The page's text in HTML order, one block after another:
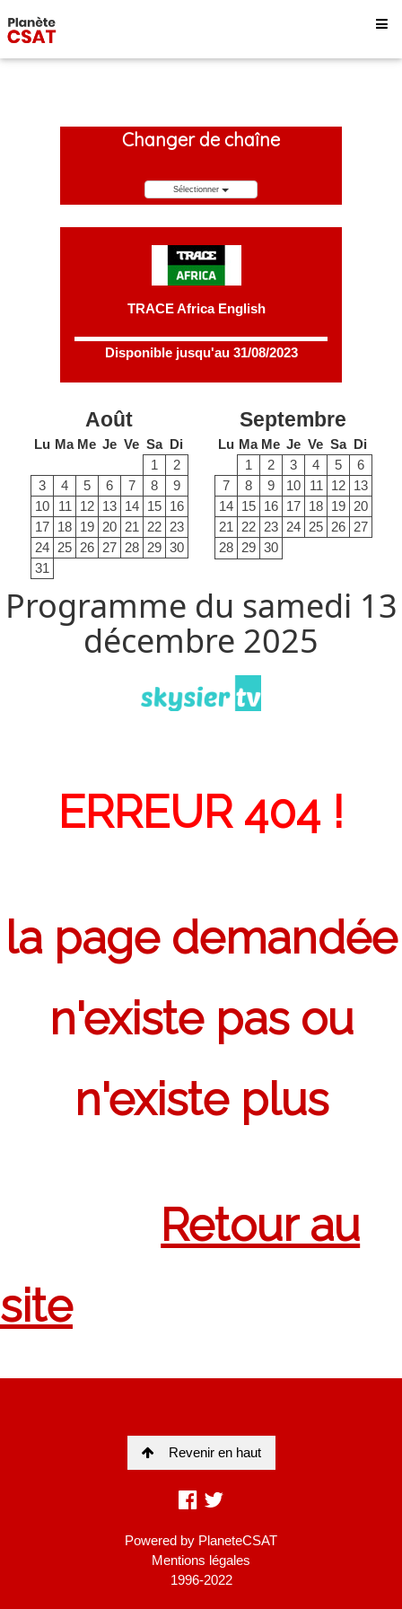
Changer de chaîne
Sélectionner
TRACE Africa English
Disponible jusqu'au 31/08/2023
Août
Lu Ma Me Je Ve Sa Di
1
2
3
4 5 6 7 8
9
10
11 12 13 14 15 16
17 18 19 20 21 22 23
24 25 26 27 28 29 30
31
Septembre
Lu Ma Me Je Ve Sa Di
1
2 3 4 5
6
7
8 9 10 11 12 13
14 15 16 17 18 19 20
21
22 23 24 25 26 27
28 29 30
Programme du samedi 13
décembre 2025
Revenir en haut
Powered by PlaneteCSAT
Mentions légales
1996-2022